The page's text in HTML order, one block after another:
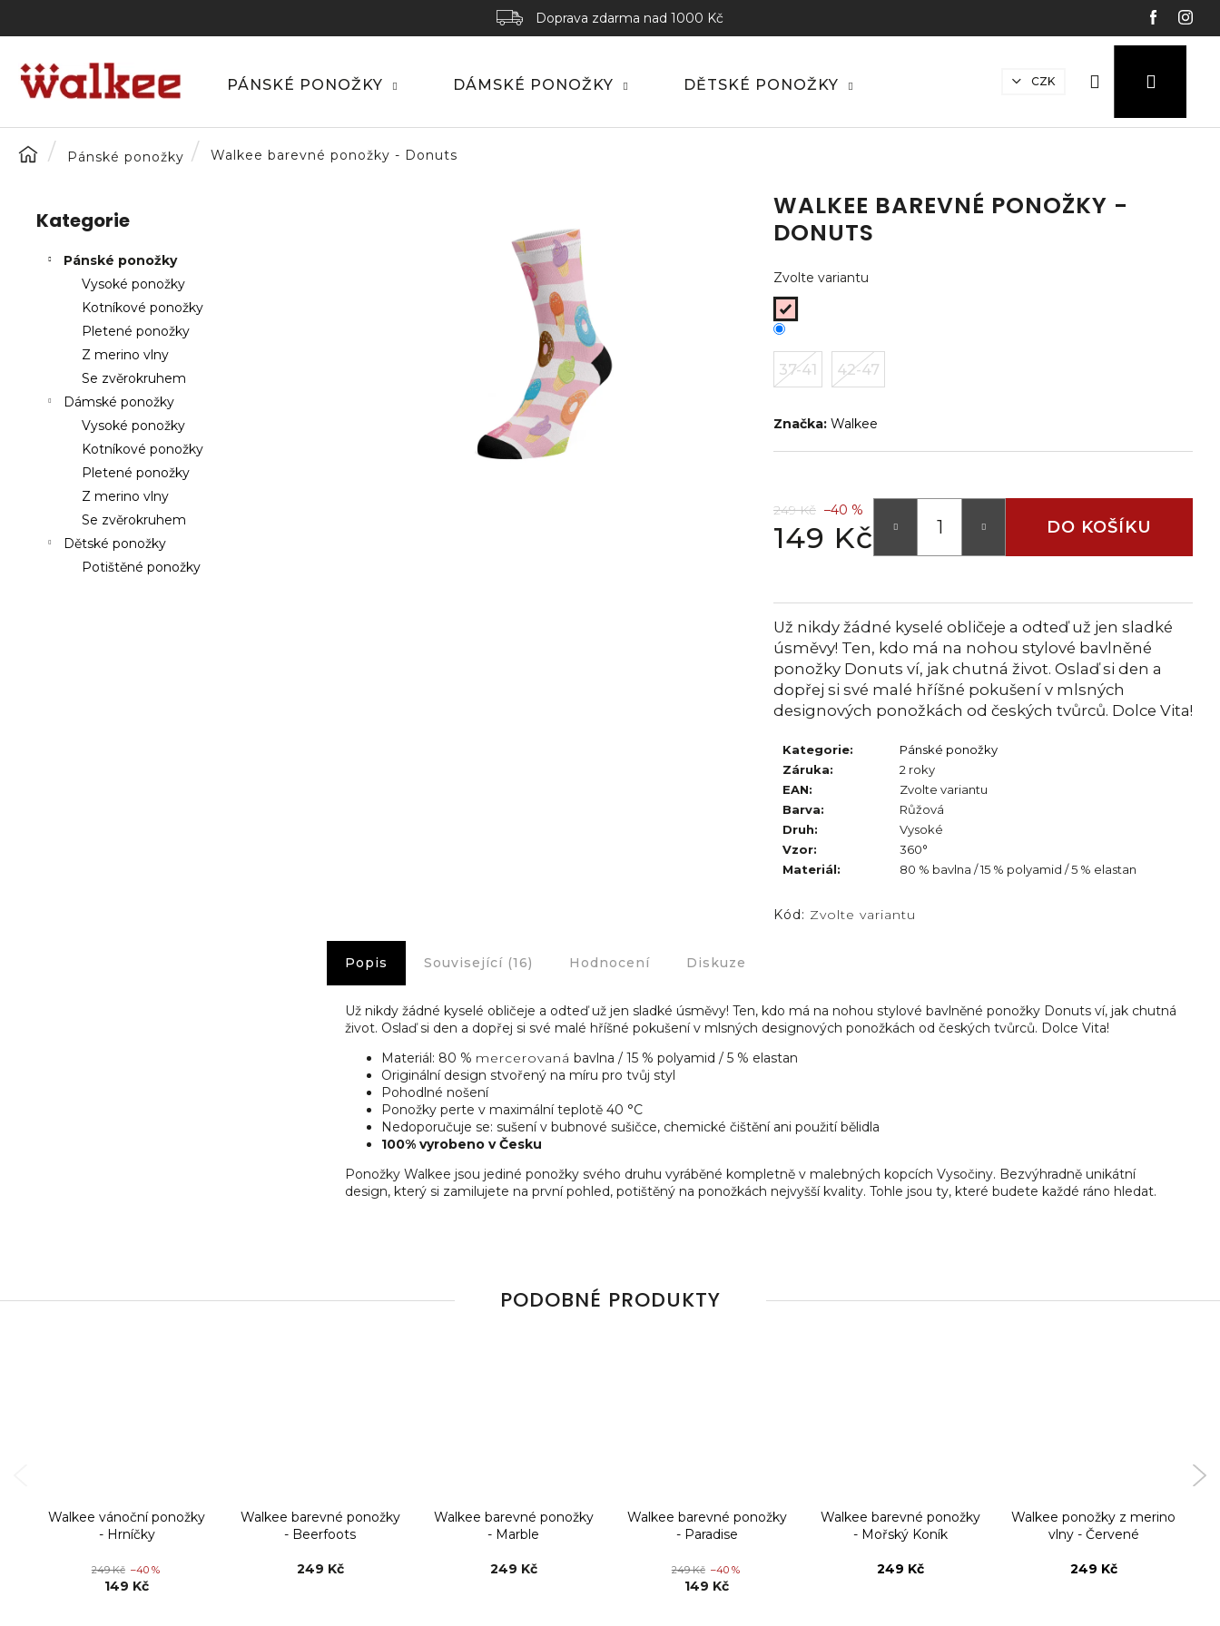
obsah
Doprava zdarma nad 1000 Kč
PÁNSKÉ PONOŽKY DÁMSKÉ PONOŽKY DĚTSKÉ PONOŽKY CZK Hledat
DomůPánské ponožky Walkee barevné ponožky - Donuts
Přeskočit
kategorie
Kategorie
Pánské ponožky
Vysoké ponožky
Kotníkové ponožky
Pletené ponožky
Z merino vlny
Se zvěrokruhem
Dámské ponožky
Vysoké ponožky
Kotníkové ponožky
Pletené ponožky
Z merino vlny
Se zvěrokruhem
Dětské ponožky
Potištěné ponožky
WALKEE BAREVNÉ PONOŽKY -
DONUTS
Zvolte variantu
37-41 42-47
Značka: Walkee
249 Kč –40 %
149 Kč DO KOŠÍKU
Už nikdy žádné kyselé obličeje a odteď už jen sladké
úsměvy! Ten, kdo má na nohou stylové bavlněné
ponožky Donuts ví, jak chutná život. Oslaď si den a
dopřej si své malé hříšné pokušení v mlsných
designových ponožkách od českých tvůrců. Dolce Vita!
Kategorie:
Pánské ponožky
Záruka:
2 roky
EAN:
Zvolte variantu
Barva:
Růžová
Druh:
Vysoké
Vzor:
360°
Materiál: 80 % bavlna / 15 % polyamid / 5 % elastan
Kód: Zvolte variantu
Popis Související (16) Hodnocení Diskuze
Už nikdy žádné kyselé obličeje a odteď už jen sladké úsměvy! Ten, kdo má na nohou stylové bavlněné ponožky Donuts ví, jak chutná
život. Oslaď si den a dopřej si své malé hříšné pokušení v mlsných designových ponožkách od českých tvůrců. Dolce Vita!
Materiál: 80 % mercerovaná bavlna / 15 % polyamid / 5 % elastan
Originální design stvořený na míru pro tvůj styl
Pohodlné nošení
Ponožky perte v maximální teplotě 40 °C
Nedoporučuje se: sušení v bubnové sušičce, chemické čištění ani použití bělidla
100% vyrobeno v Česku
Ponožky Walkee jsou jediné ponožky svého druhu vyráběné kompletně v malebných kopcích Vysočiny. Bezvýhradně unikátní
design, který si zamilujete na první pohled, potištěný na ponožkách nejvyšší kvality. Tohle jsou ty, které budete každé ráno hledat.
o
do
obchodu
do
obchodu
C
o
p
o
PODOBNÉ PRODUKTY
Walkee vánoční ponožky
- Hrníčky
249 Kč –40 %
149 Kč
Walkee barevné ponožky
- Beerfoots
249 Kč
Walkee barevné ponožky
- Marble
249 Kč
Walkee barevné ponožky
- Paradise
249 Kč –40 %
149 Kč
Walkee barevné ponožky
- Mořský Koník
249 Kč
Walkee ponožky z merino
vlny - Červené
249 Kč